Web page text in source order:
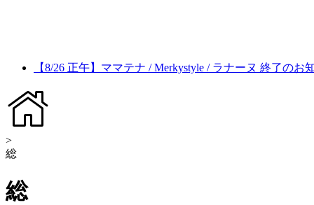
【8/26 正午】ママテナ / Merkystyle / ラナーヌ 終了のお
>
総
総